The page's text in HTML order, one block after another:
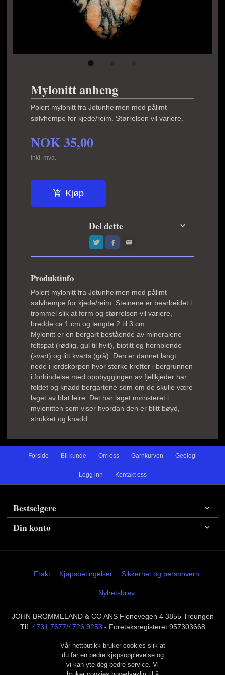
Mylonitt anheng
Polert mylonitt fra Jotunheimen med pålimt
sølvhempe for kjede/reim. Størrelsen vil variere.
NOK35,00
inkl. mva.
Kjøp
Del dette
Produktinfo
Polert mylonitt fra Jotunheimen med pålimt
sølvhempe for kjede/reim. Steinene er bearbeidet i
trommel slik at form og størrelsen vil variere,
bredde ca 1 cm og lengde 2 til 3 cm.
Mylonitt er en bergart bestående av mineralene
feltspat (rødlig, gul til hvit), biotitt og hornblende
(svart) og litt kvarts (grå). Den er dannet langt
nede i jordskorpen hvor sterke krefter i bergrunnen
i forbindelse med oppbyggingen av fjellkjeder har
foldet og knadd bergartene som om de skulle være
laget av bløt leire. Det har laget mønsteret i
mylonitten som viser hvordan den er blitt bøyd,
strukket og knadd.
Forside Bli kunde Om oss Garnkurven Geologi
Logg inn Kontakt oss
Bestselgere
Din konto
Frakt Kjøpsbetingelser Sikkerhet og personvern
Nyhetsbrev
JOHN BROMMELAND & CO ANS Fjonevegen 4 3855 Treungen
Tlf. 4731 7677/4726 9253 - Foretaksregisteret 957303668
Vår nettbutikk bruker cookies slik at
du får en bedre kjøpsopplevelse og
vi kan yte deg bedre service. Vi